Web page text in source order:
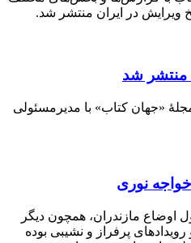
ویرایش در ایران منتشر شد.
منتشر شد
«جهان کتاب» با مدیرمسئولی
‌نوری
اوضاع مازندران، همچون دیگر
پرفراز و نشیبی بوده